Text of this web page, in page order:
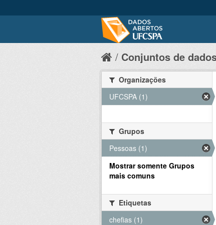
Conjuntos de
Organizações
UFCSPA (1)
Grupos
Pessoas (1)
Mostrar somente Grupos
mais comuns
Etiquetas
chefias (1)